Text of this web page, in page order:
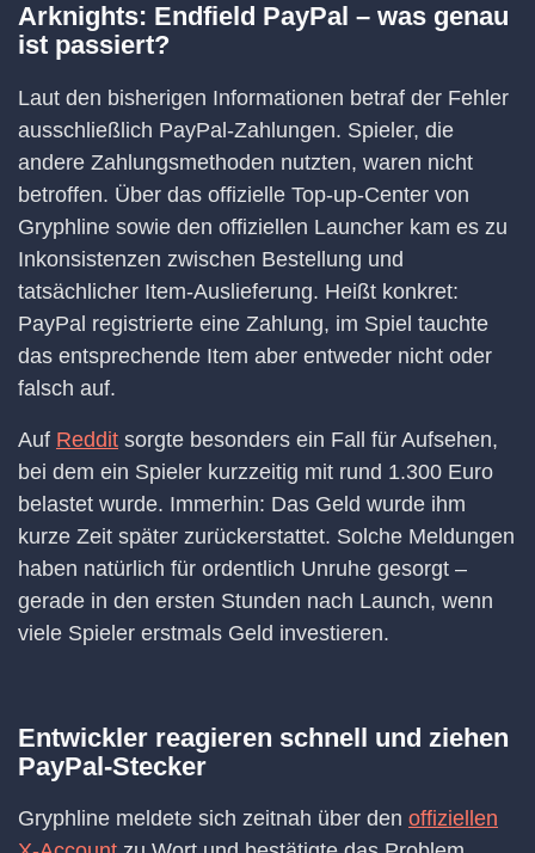
Arknights: Endfield PayPal – was genau
ist passiert?
Laut den bisherigen Informationen betraf der Fehler
ausschließlich PayPal-Zahlungen. Spieler, die
andere Zahlungsmethoden nutzten, waren nicht
betroffen. Über das offizielle Top-up-Center von
Gryphline sowie den offiziellen Launcher kam es zu
Inkonsistenzen zwischen Bestellung und
tatsächlicher Item-Auslieferung. Heißt konkret:
PayPal registrierte eine Zahlung, im Spiel tauchte
das entsprechende Item aber entweder nicht oder
falsch auf.
Auf Reddit sorgte besonders ein Fall für Aufsehen,
bei dem ein Spieler kurzzeitig mit rund 1.300 Euro
belastet wurde. Immerhin: Das Geld wurde ihm
kurze Zeit später zurückerstattet. Solche Meldungen
haben natürlich für ordentlich Unruhe gesorgt –
gerade in den ersten Stunden nach Launch, wenn
viele Spieler erstmals Geld investieren.
Entwickler reagieren schnell und ziehen
PayPal-Stecker
Gryphline meldete sich zeitnah über den offiziellen